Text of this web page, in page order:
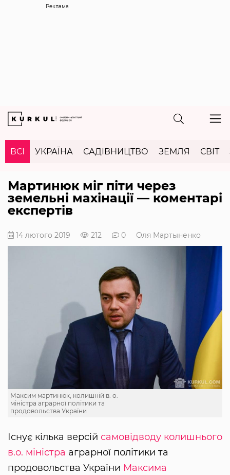
Реклама
ВСІ УКРАЇНА САДІВНИЦТВО ЗЕМЛЯ СВІТ
Мартинюк міг піти через
земельні махінації — коментарі
експертів
14 лютого 2019 212 0 Оля Мартыненко
Максим мартинюк, колишній в. о.
міністра аграрної політики та
продовольства України
Існує кілька версій самовідводу колишнього
в.о. міністра аграрної політики та
продовольства України Максима